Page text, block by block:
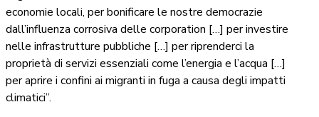
economie locali, per bonificare le nostre democrazie
dall’influenza corrosiva delle corporation […] per investire
nelle infrastrutture pubbliche […] per riprenderci la
proprietà di servizi essenziali come l’energia e l’acqua […]
per aprire i confini ai migranti in fuga a causa degli impatti
climatici”.